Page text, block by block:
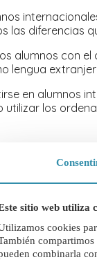
las diferencias
alumnos con
lengua
en alumnos
utilizar los
sitio web utiliza
cookies
combinarla